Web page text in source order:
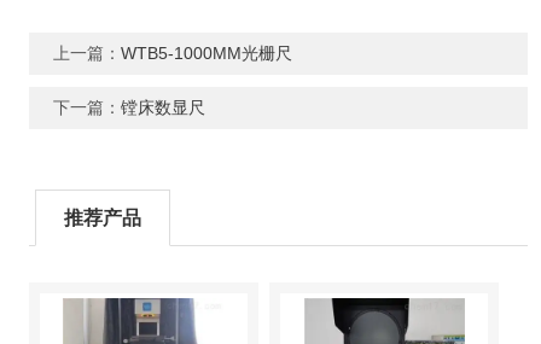
上一篇： WTB5-1000MM光栅尺
下一篇： 镗床数显尺
推荐产品